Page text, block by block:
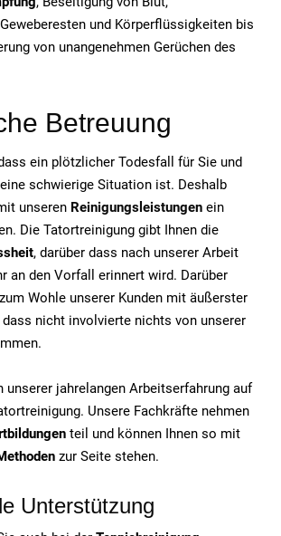
und Körperflüssigkeiten bis
von unangenehmen Gerüchen des
Betreuung
ein plötzlicher Todesfall für Sie und
schwierige Situation ist. Deshalb
unseren Reinigungsleistungen ein
Die Tatortreinigung gibt Ihnen die
, darüber dass nach unserer Arbeit
an den Vorfall erinnert wird. Darüber
Wohle unserer Kunden mit äußerster
dass nicht involvierte nichts von unserer
unserer jahrelangen Arbeitserfahrung auf
Unsere Fachkräfte nehmen
teil und können Ihnen so mit
zur Seite stehen.
Unterstützung